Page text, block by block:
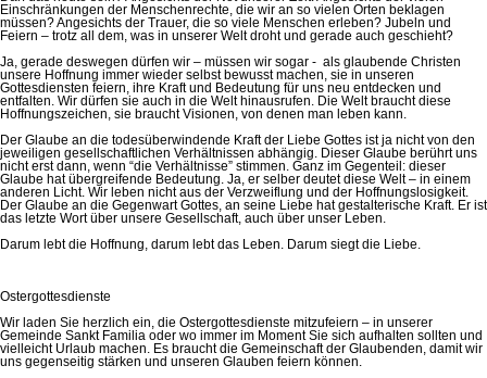
Einschränkungen der Menschenrechte, die wir an so vielen Orten beklagen
müssen? Angesichts der Trauer, die so viele Menschen erleben? Jubeln und
Feiern – trotz all dem, was in unserer Welt droht und gerade auch geschieht?
Ja, gerade deswegen dürfen wir – müssen wir sogar - als glaubende Christen
unsere Hoffnung immer wieder selbst bewusst machen, sie in unseren
Gottesdiensten feiern, ihre Kraft und Bedeutung für uns neu entdecken und
entfalten. Wir dürfen sie auch in die Welt hinausrufen. Die Welt braucht diese
Hoffnungszeichen, sie braucht Visionen, von denen man leben kann.
Der Glaube an die todesüberwindende Kraft der Liebe Gottes ist ja nicht von den
jeweiligen gesellschaftlichen Verhältnissen abhängig. Dieser Glaube berührt uns
nicht erst dann, wenn “die Verhältnisse” stimmen. Ganz im Gegenteil: dieser
Glaube hat übergreifende Bedeutung. Ja, er selber deutet diese Welt – in einem
anderen Licht. Wir leben nicht aus der Verzweiflung und der Hoffnungslosigkeit.
Der Glaube an die Gegenwart Gottes, an seine Liebe hat gestalterische Kraft. Er ist
das letzte Wort über unsere Gesellschaft, auch über unser Leben.
Darum lebt die Hoffnung, darum lebt das Leben. Darum siegt die Liebe.
Ostergottesdienste
Wir laden Sie herzlich ein, die Ostergottesdienste mitzufeiern – in unserer
Gemeinde Sankt Familia oder wo immer im Moment Sie sich aufhalten sollten und
vielleicht Urlaub machen. Es braucht die Gemeinschaft der Glaubenden, damit wir
uns gegenseitig stärken und unseren Glauben feiern können.